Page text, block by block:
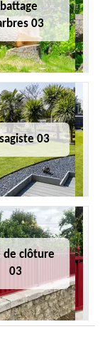
03
03
de clôture
03